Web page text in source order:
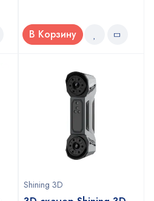
В Корзину
Shining 3D